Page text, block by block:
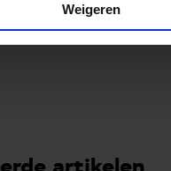
Weigeren
artikelen